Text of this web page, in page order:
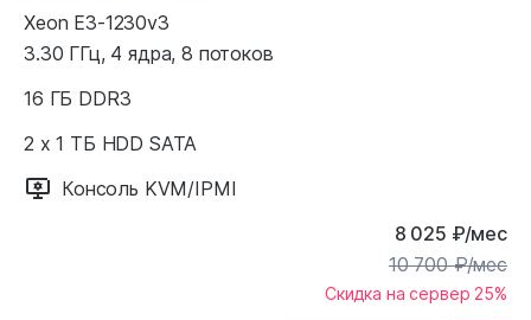
Xeon E3-1230v3
3.30 ГГц, 4 ядра, 8 потоков
16 ГБ DDR3
2 x 1 ТБ HDD SATA
Консоль KVM/IPMI
8 025 ₽/мес
10 700₽/мес
Скидка на сервер 25%